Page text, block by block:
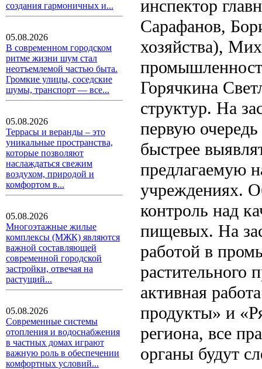
создания гармоничных и...
05.08.2026
В современном городском
ритме жизни шум стал
неотъемлемой частью быта.
Громкие улицы, соседские
шумы, транспорт — все...
05.08.2026
Террасы и веранды – это
уникальные пространства,
которые позволяют
наслаждаться свежим
воздухом, природой и
комфортом в...
05.08.2026
Многоэтажные жилые
комплексы (МЖК) являются
важной составляющей
современной городской
застройки, отвечая на
растущий...
05.08.2026
Современные системы
отопления и водоснабжения
в частных домах играют
важную роль в обеспечении
комфортных условий...
инспектор
Сарафанов,
хозяйства),
Горячкина
структур. На
первую
быстрее
предлагаемую
учреждениях.
контроль над
пищевых. На
работой в
растительного
активная
продукты» и
региона, все
органы будут